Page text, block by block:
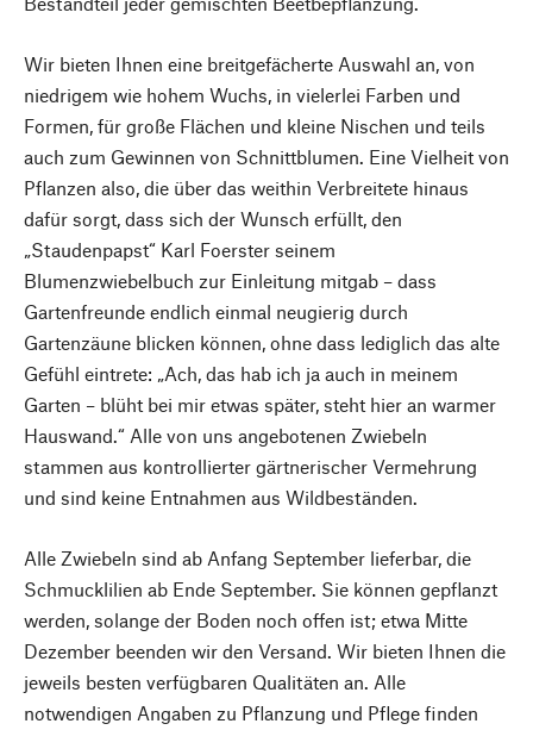
Wir bieten Ihnen eine breitgefächerte Auswahl an, von
niedrigem wie hohem Wuchs, in vielerlei Farben und
Formen, für große Flächen und kleine Nischen und teils
auch zum Gewinnen von Schnittblumen. Eine Vielheit von
Pflanzen also, die über das weithin Verbreitete hinaus
dafür sorgt, dass sich der Wunsch erfüllt, den
„Staudenpapst“ Karl Foerster seinem
Blumenzwiebelbuch zur Einleitung mitgab – dass
Gartenfreunde endlich einmal neugierig durch
Gartenzäune blicken können, ohne dass lediglich das alte
Gefühl eintrete: „Ach, das hab ich ja auch in meinem
Garten – blüht bei mir etwas später, steht hier an warmer
Hauswand.“ Alle von uns angebotenen Zwiebeln
stammen aus kontrollierter gärtnerischer Vermehrung
und sind keine Entnahmen aus Wildbeständen.
Alle Zwiebeln sind ab Anfang September lieferbar, die
Schmucklilien ab Ende September. Sie können gepflanzt
werden, solange der Boden noch offen ist; etwa Mitte
Dezember beenden wir den Versand. Wir bieten Ihnen die
jeweils besten verfügbaren Qualitäten an. Alle
notwendigen Angaben zu Pflanzung und Pflege finden